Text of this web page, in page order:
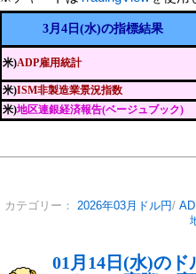
3月4日(水)の指標結果
米)ADP雇用統計
米)ISM非製造業景況指数
米)地区連銀経済報告(ベージュブック)
カテゴリー： 2026年03月ドル円/
01月14日(水)の